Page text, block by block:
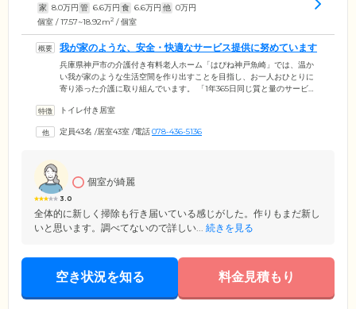
家 8.0万円 管 6.6万円 食 6.6万円 他 0万円
個室 / 17.57~18.92m2 / 個室
我が家のような、安全・快適なサービス提供に努めています
兵庫県神戸市の介護付き有料老人ホーム「はぴね神戸魚崎」では、温か
い我が家のような生活空間を作り出すことを目指し、お一人おひとりに
寄り添った介護に取り組んでいます。 「1年365日同じ質と量のサービ
をしっかりお届けします。また、居室は全室個室となっており、「今日
置を備えていますので、居室内で異変が起きた際にはすぐにスタッフに
トイレ付き居室
定員43名 /居室43室 /電話078-436-5136
3.0
個室が綺麗
全体的に新しく掃除も行き届いている感じがした。作りもまだ新し
いと思います。調べてないので詳しい... 続きを見る
空き状況を知る 料金見積もり